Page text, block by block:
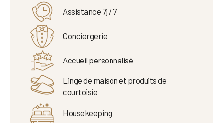
Assistance 7j / 7
Conciergerie
Accueil personnalisé
Linge de maison et produits de
courtoisie
Housekeeping